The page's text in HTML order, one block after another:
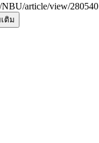
article/view/280540
ติม